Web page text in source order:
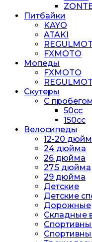
Питбайки
KAYO
ATAKI
FXMOTO
Мопеды
FXMOTO
Скутеры
С пробегом
50cc
150cc
Велосипеды
12-20
24 дюйма
26 дюйма
27.5 дюйма
29 дюйма
Детские
Детские
Дорожные
Складные